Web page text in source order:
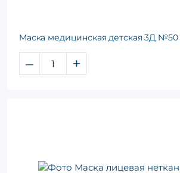
Маска медицинская детская 3Д №50
– +